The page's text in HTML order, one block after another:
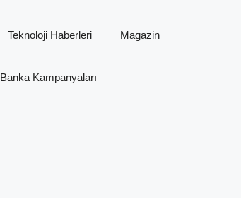
Teknoloji Haberleri Magazin
Banka Kampanyaları